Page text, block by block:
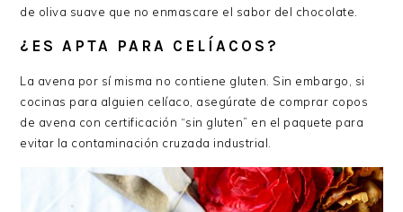
de oliva suave que no enmascare el sabor del chocolate.
¿ES APTA PARA CELÍACOS?
La avena por sí misma no contiene gluten. Sin embargo, si
cocinas para alguien celíaco, asegúrate de comprar copos
de avena con certificación “sin gluten” en el paquete para
evitar la contaminación cruzada industrial.